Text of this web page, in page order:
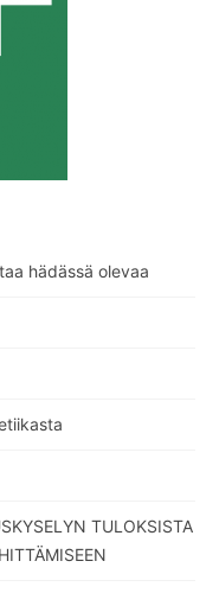
hädässä olevaa
TULOKSISTA